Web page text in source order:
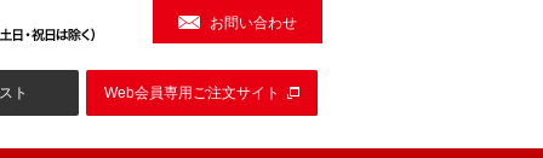
お問い合わせ
ト Web会員専用ご注文サイト